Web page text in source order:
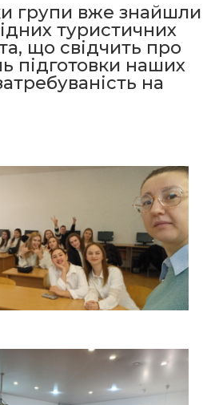
групи вже знайшли
туристичних
що свідчить про
підготовки наших
на